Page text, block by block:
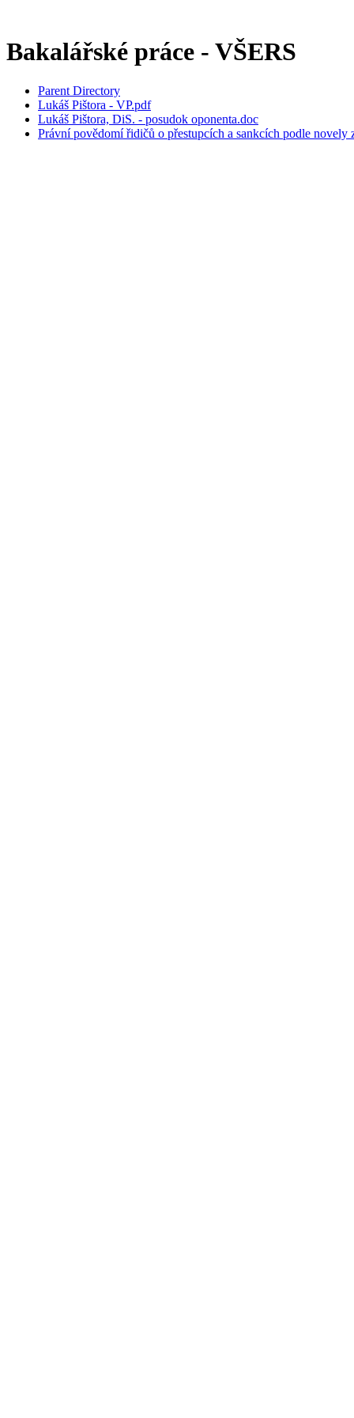
Bakalářské práce - VŠERS
Parent Directory
Lukáš Pištora - VP.pdf
Lukáš Pištora, DiS. - posudok oponenta.doc
Právní povědomí řidičů o přestupcích a sankcích podle